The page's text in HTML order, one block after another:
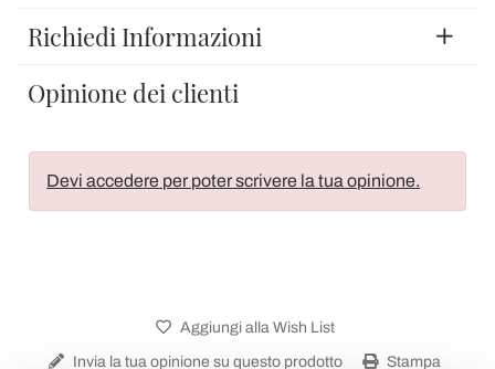
Richiedi Informazioni
Opinione dei clienti
Devi accedere per poter scrivere la tua opinione.
Aggiungi alla Wish List
Invia la tua opinione su questo prodotto Stampa